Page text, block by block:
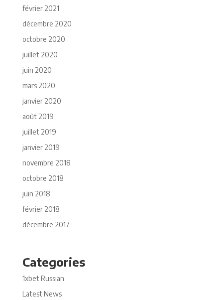
février 2021
décembre 2020
octobre 2020
juillet 2020
juin 2020
mars 2020
janvier 2020
août 2019
juillet 2019
janvier 2019
novembre 2018
octobre 2018
juin 2018
février 2018
décembre 2017
Categories
1xbet Russian
Latest News